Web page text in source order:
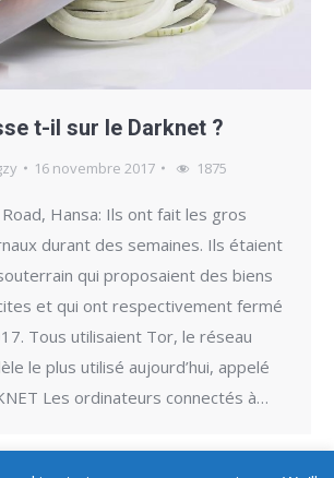
t-il sur le Darknet ?
16 novembre 2017 1875
Road, Hansa: Ils ont fait les gros
durant des semaines. Ils étaient
qui proposaient des biens
et qui ont respectivement fermé
Tous utilisaient Tor, le réseau
le plus utilisé aujourd’hui, appelé
Les ordinateurs connectés à…